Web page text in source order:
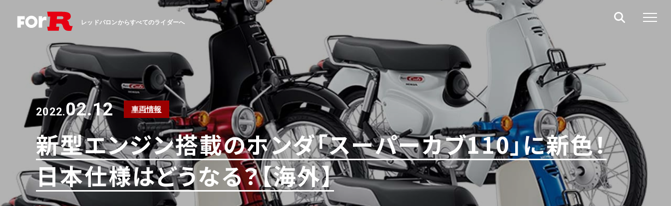
レッドバロンからすべてのライダーへ
2022.02.12 車両情報
新型エンジン搭載のホンダ「スーパーカブ110」に新色！
日本仕様はどうなる？【海外】